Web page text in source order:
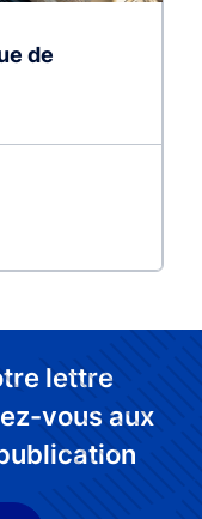
de
lettre
vous aux